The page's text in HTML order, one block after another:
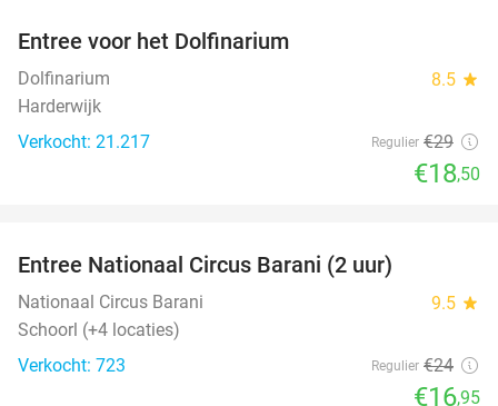
Entree voor het Dolfinarium
Dolfinarium 8.5 star
Harderwijk
Verkocht: 21.217
Regulier €29
€18,50
Entree Nationaal Circus Barani (2 uur)
Nationaal Circus Barani 9.5 star
Schoorl (+4 locaties)
Verkocht: 723
Regulier €24
€16,95